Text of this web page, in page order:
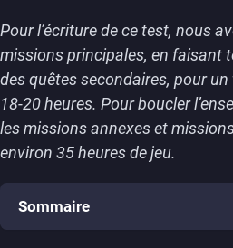
Pour l’écriture de ce test, nous
missions principales, en faisant
des quêtes secondaires, pour un
18-20 heures. Pour boucler
les missions annexes et
environ 35 heures de jeu.
Sommaire